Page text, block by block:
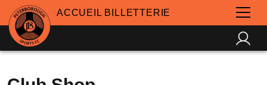
ACCUEIL BILLETTERIE